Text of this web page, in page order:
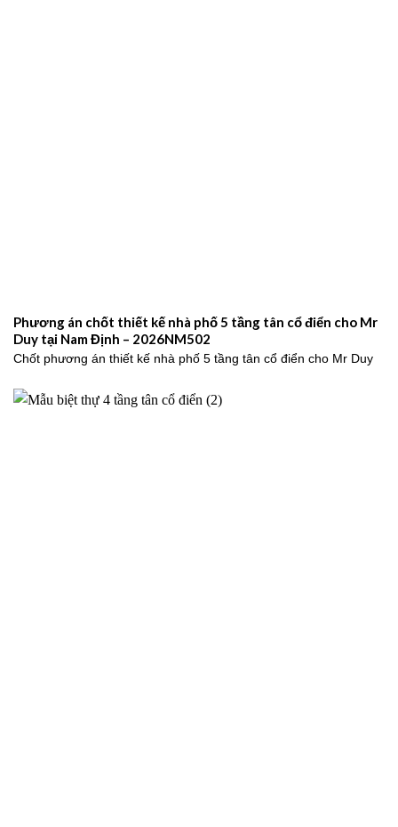
Phương án chốt thiết kế nhà phố 5 tầng tân cổ điển cho Mr
Duy tại Nam Định – 2026NM502
Chốt phương án thiết kế nhà phố 5 tầng tân cổ điển cho Mr Duy